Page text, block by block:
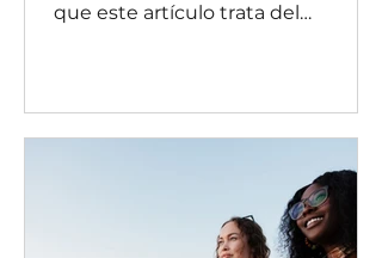
que este artículo trata del
migrantes en una sección de
bienestar de una revista de